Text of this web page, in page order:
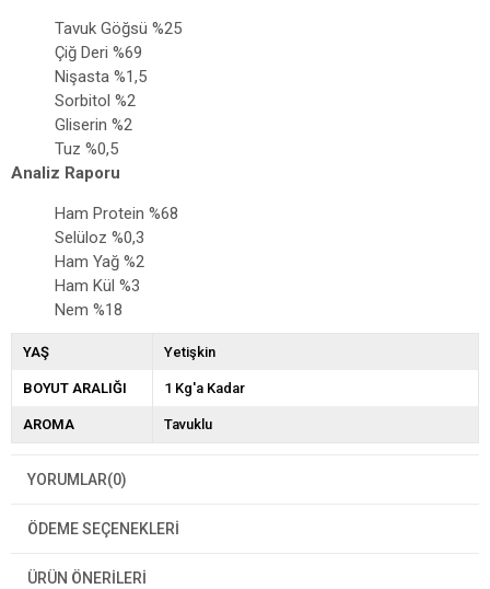
Tavuk Göğsü %25
Çiğ Deri %69
Nişasta %1,5
Sorbitol %2
Gliserin %2
Tuz %0,5
Analiz Raporu
Ham Protein %68
Selüloz %0,3
Ham Yağ %2
Ham Kül %3
Nem %18
YAŞ Yetişkin
BOYUT ARALIĞI 1 Kg'a Kadar
AROMA Tavuklu
YORUMLAR(0)
ÖDEME SEÇENEKLERI
ÜRÜN ÖNERILERI